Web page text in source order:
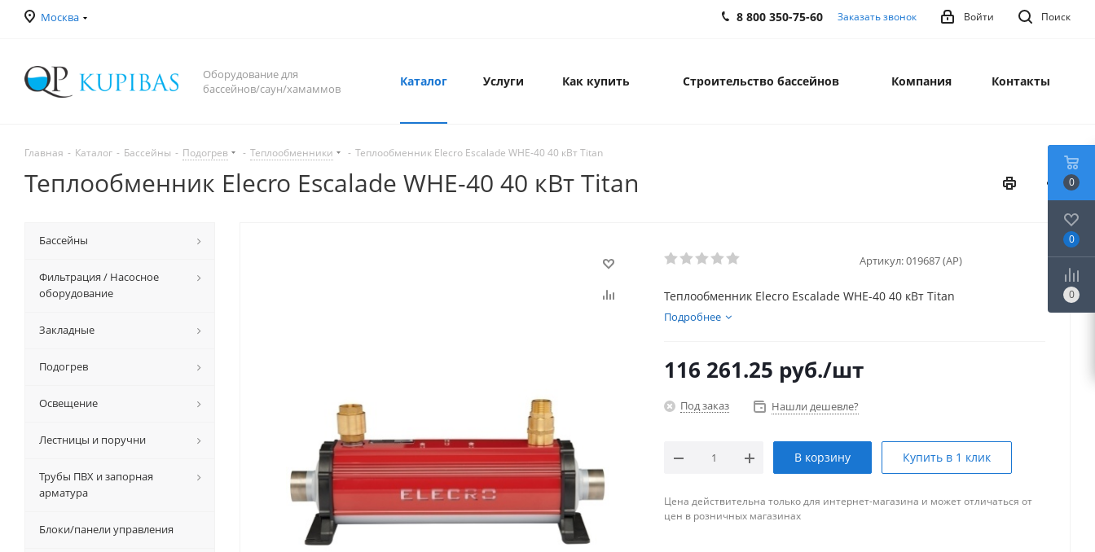
Москва Поиск
Войти
8 800 350-75-60 Заказать звонок
Оборудование для
бассейнов/саун/хамаммов
Каталог Услуги Как купить Строительство бассейнов Компания Контакты
Главная - Каталог - Бассейны - Подогрев - Теплообменники - Теплообменник Elecro Escalade WHE-40 40 кВт Titan
Теплообменник Elecro Escalade WHE-40 40 кВт Titan
Артикул:019687 (AP)
Теплообменник Elecro Escalade WHE-40 40 кВт Titan
Подробнее
116 261.25 руб./шт
Под заказ Нашли дешевле?
В корзину Купить в 1 клик
Цена действительна только для интернет-магазина и может отличаться от
цен в розничных магазинах
Бассейны
Фильтрация / Насосное
оборудование
Закладные
Подогрев
Освещение
Лестницы и поручни
Трубы ПВХ и запорная
арматура
Блоки/панели управления
0
0
0